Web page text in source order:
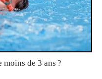
de 3 ans ?